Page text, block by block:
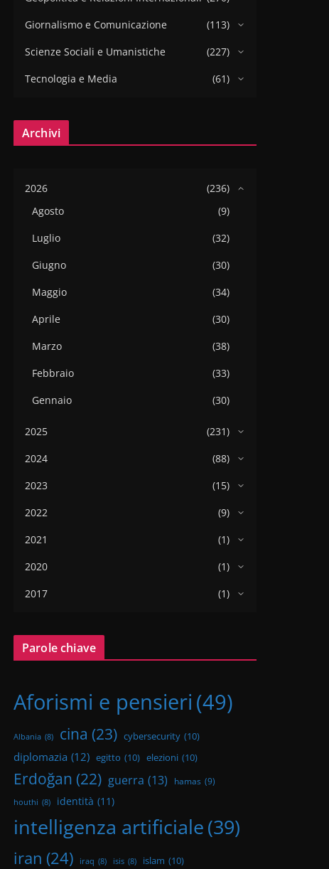
Giornalismo e Comunicazione
(113)
Scienze Sociali e Umanistiche
(227)
Tecnologia e Media
(61)
Archivi
2026
(236)
Agosto
(9)
Luglio
(32)
Giugno
(30)
Maggio
(34)
Aprile
(30)
Marzo
(38)
Febbraio
(33)
Gennaio
(30)
2025
(231)
2024
(88)
2023
(15)
2022
(9)
2021
(1)
2020
(1)
2017
(1)
Parole chiave
Aforismi e pensieri (49)
Albania (8) cina (23) cybersecurity (10)
diplomazia (12) egitto (10) elezioni (10)
Erdoğan (22) guerra (13) hamas (9)
houthi (8) identità (11)
intelligenza artificiale(39)
iran (24) iraq (8) isis (8) islam (10)